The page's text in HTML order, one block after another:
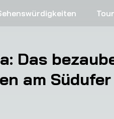
Das
am Südufer